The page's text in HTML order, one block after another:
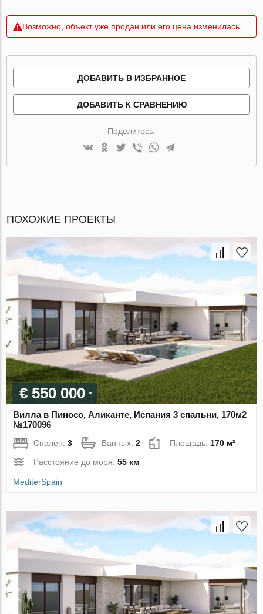
Возможно, объект уже продан или его цена изменилась
ДОБАВИТЬ В ИЗБРАННОЕ
ДОБАВИТЬ К СРАВНЕНИЮ
Поделитесь:
ПОХОЖИЕ ПРОЕКТЫ
€ 550 000
Вилла в Пиносо, Аликанте, Испания 3 спальни, 170м2
№170096
Спален:3 Ванных:2 Площадь:170 м²
Расстояние до моря:55 км
MediterSpain